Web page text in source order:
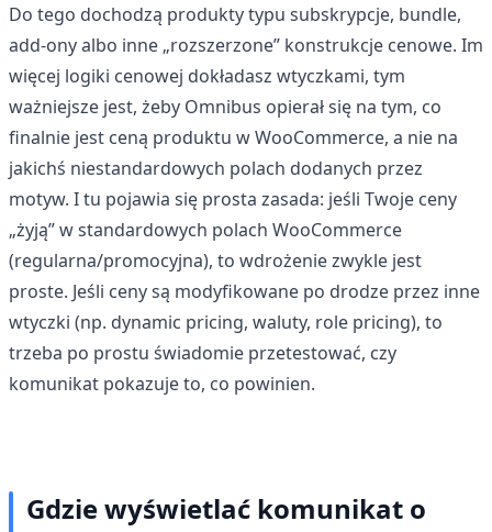
Do tego dochodzą produkty typu subskrypcje, bundle,
add-ony albo inne „rozszerzone” konstrukcje cenowe. Im
więcej logiki cenowej dokładasz wtyczkami, tym
ważniejsze jest, żeby Omnibus opierał się na tym, co
finalnie jest ceną produktu w WooCommerce, a nie na
jakichś niestandardowych polach dodanych przez
motyw. I tu pojawia się prosta zasada: jeśli Twoje ceny
„żyją” w standardowych polach WooCommerce
(regularna/promocyjna), to wdrożenie zwykle jest
proste. Jeśli ceny są modyfikowane po drodze przez inne
wtyczki (np. dynamic pricing, waluty, role pricing), to
trzeba po prostu świadomie przetestować, czy
komunikat pokazuje to, co powinien.
Gdzie wyświetlać komunikat o